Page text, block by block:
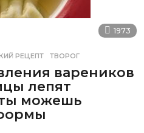
1973
РЕЦЕПТ ,ТВОРОГ
вареников
лепят
можешь